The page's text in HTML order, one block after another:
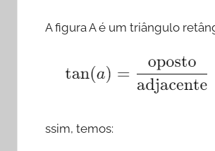
A figura A é um triângulo
ssim, temos: